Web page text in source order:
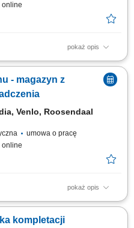
online
pokaż opis
i przygotowujesz zamówienia
produkty przy użyciu skanera
czy wybierasz właściwy
zamówienia tak, aby
- magazyn z
Venlo, Roosendaal
umowa o pracę
online
pokaż opis
w wysokości 16,36 €. Na tę
i udział w zyskach. W
kompletacji